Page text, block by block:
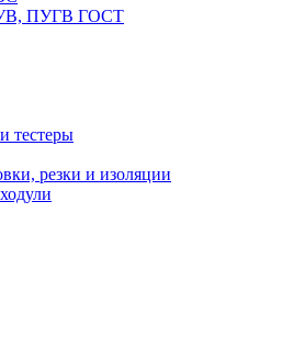
ПУГВ ГОСТ
тестеры
резки и изоляции